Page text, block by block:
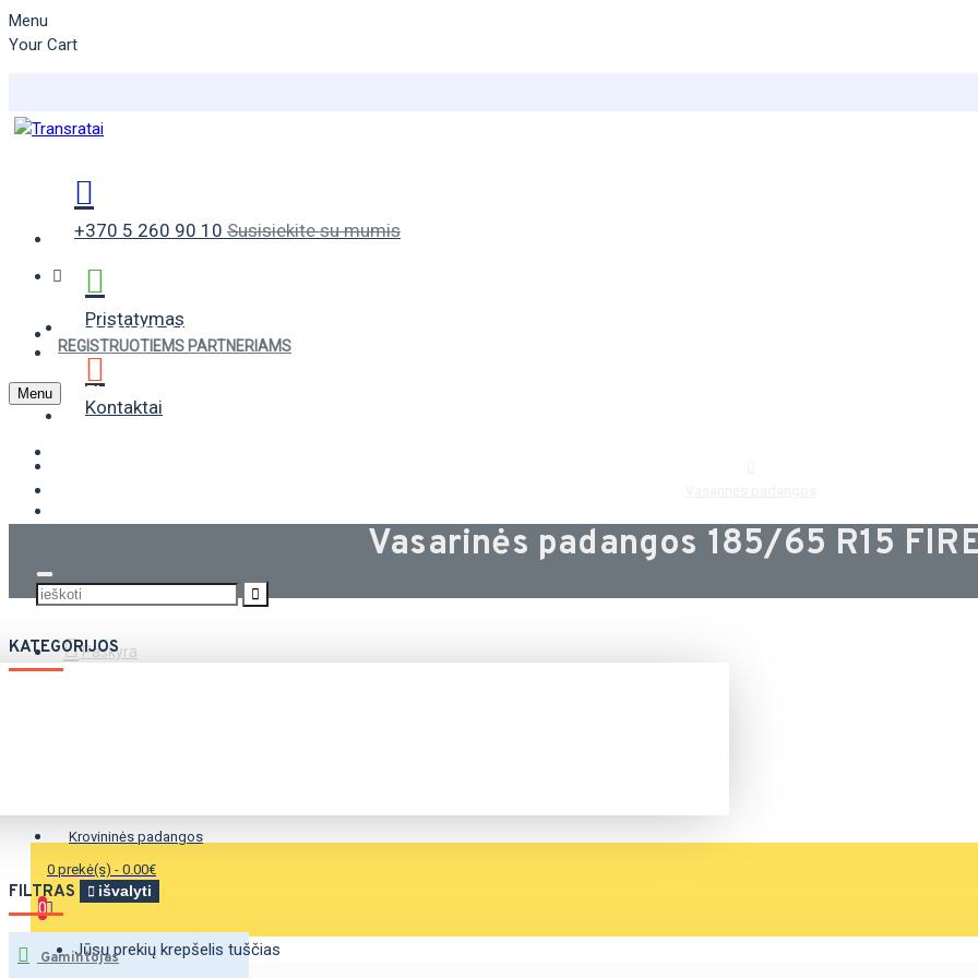
Menu
Your Cart
+370 5 260 90 10 Susisiekite su mumis
Pristatymas
Kontaktai
VASARINĖS PADANGOS
ŽIEMINĖS PADANGOS
Paskyra
0 prekė(s) - 0.00€
0
Jūsų prekių krepšelis tuščias
REGISTRUOTIEMS PARTNERIAMS
Menu
Vasarinės padangos 185/65 R15
KATEGORIJOS
Krovininės padangos
FILTRAS išvalyti
Gamintojas